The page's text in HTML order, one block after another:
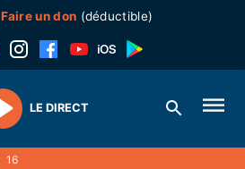
Faire un don (déductible)
Play
LE DIRECT
16